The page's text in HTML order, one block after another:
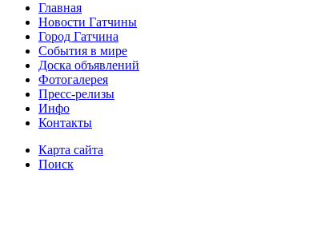
Главная
Новости Гатчины
Город Гатчина
События в мире
Доска объявлений
Фотогалерея
Пресс-релизы
Инфо
Контакты
Карта сайта
Поиск